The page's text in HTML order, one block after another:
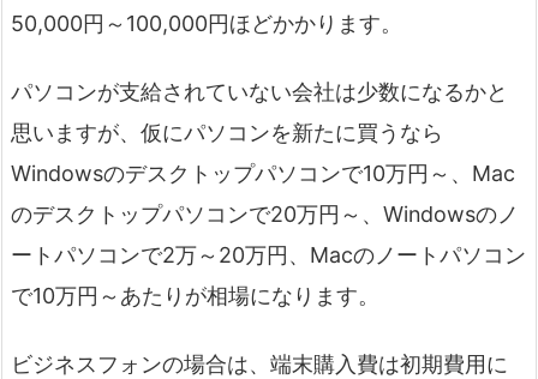
50,000円～100,000円ほどかかります。
パソコンが支給されていない会社は少数になるかと
思いますが、仮にパソコンを新たに買うなら
Windowsのデスクトップパソコンで10万円～、Mac
のデスクトップパソコンで20万円～、Windowsのノ
ートパソコンで2万～20万円、Macのノートパソコン
で10万円～あたりが相場になります。
ビジネスフォンの場合は、端末購入費は初期費用に